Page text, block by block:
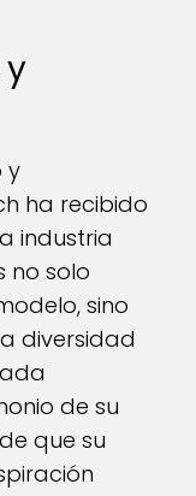
y
ha recibido
industria
no solo
sino
diversidad
de su
que su